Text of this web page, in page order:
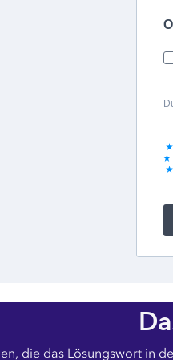
die das Lösungswort in